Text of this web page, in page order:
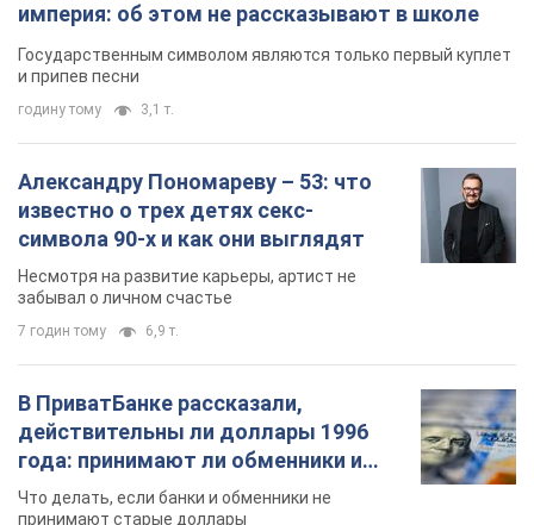
империя: об этом не рассказывают в школе
Государственным символом являются только первый куплет
и припев песни
годину тому 3,1 т.
Александру Пономареву – 53: что
известно о трех детях секс-
символа 90-х и как они выглядят
Несмотря на развитие карьеры, артист не
забывал о личном счастье
7 годин тому 6,9 т.
В ПриватБанке рассказали,
действительны ли доллары 1996
года: принимают ли обменники и
банки такие купюры
Что делать, если банки и обменники не
принимают старые доллары